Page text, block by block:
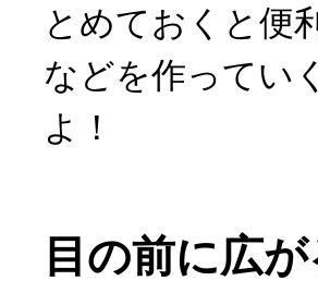
とめておくと便
などを作ってい
よ！
目の前に広